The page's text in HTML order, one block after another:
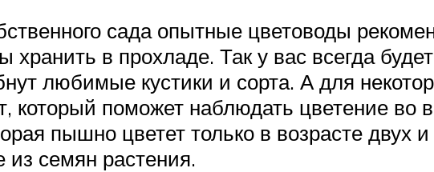
сада опытные цветоводы
хранить в прохладе. Так у вас всегда
любимые кустики и сорта. А для
который поможет наблюдать цветение во
пышно цветет только в возрасте двух
семян растения.